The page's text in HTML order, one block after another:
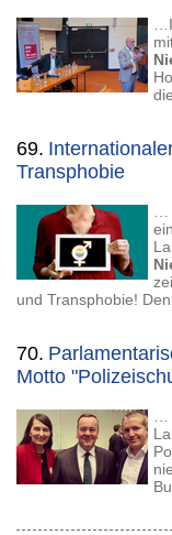
69.
Transphobie
und Transphobie!
70.
Motto